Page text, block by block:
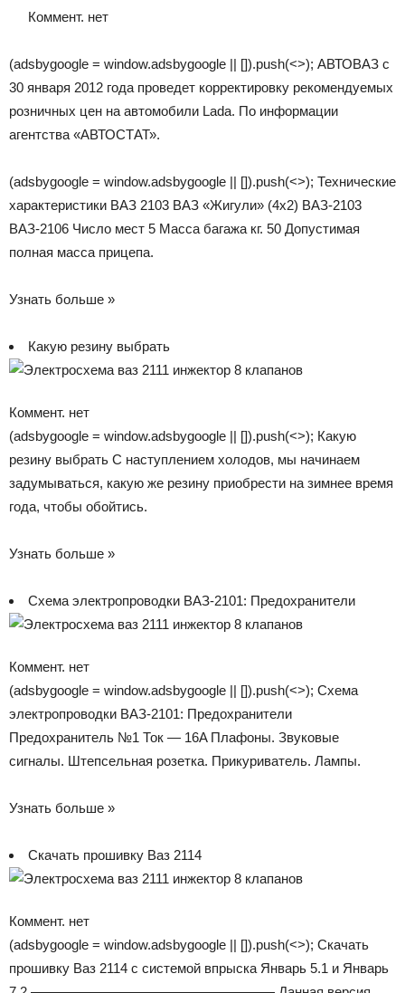
Коммент. нет
(adsbygoogle = window.adsbygoogle || []).push(<>); АВТОВАЗ с
30 января 2012 года проведет корректировку рекомендуемых
розничных цен на автомобили Lada. По информации
агентства «АВТОСТАТ».
(adsbygoogle = window.adsbygoogle || []).push(<>); Технические
характеристики ВАЗ 2103 ВАЗ «Жигули» (4х2) ВАЗ-2103
ВАЗ-2106 Число мест 5 Масса багажа кг. 50 Допустимая
полная масса прицепа.
Узнать больше »
Какую резину выбрать
Коммент. нет
(adsbygoogle = window.adsbygoogle || []).push(<>); Какую
резину выбрать С наступлением холодов, мы начинаем
задумываться, какую же резину приобрести на зимнее время
года, чтобы обойтись.
Узнать больше »
Схема электропроводки ВАЗ-2101: Предохранители
Коммент. нет
(adsbygoogle = window.adsbygoogle || []).push(<>); Схема
электропроводки ВАЗ-2101: Предохранители
Предохранитель №1 Ток — 16A Плафоны. Звуковые
сигналы. Штепсельная розетка. Прикуриватель. Лампы.
Узнать больше »
Скачать прошивку Ваз 2114
Коммент. нет
(adsbygoogle = window.adsbygoogle || []).push(<>); Скачать
прошивку Ваз 2114 с системой впрыска Январь 5.1 и Январь